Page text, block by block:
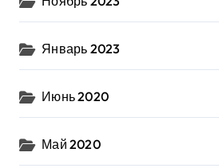
Январь 2023
Июнь 2020
Май 2020